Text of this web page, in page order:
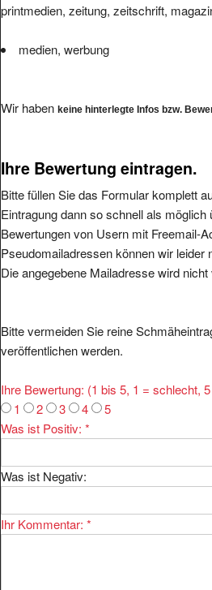
printmedien, zeitung, zeitschrift,
medien, werbung
Wir haben keine hinterlegte Infos bzw.
Ihre Bewertung eintragen.
Bitte füllen Sie das Formular komplett
Eintragung dann so schnell als möglich
Bewertungen von Usern mit Freemail-
Pseudomailadressen können wir leider
Die angegebene Mailadresse wird nicht
Bitte vermeiden Sie reine
veröffentlichen werden.
Ihre Bewertung: (1 bis 5, 1 = schlecht,
1
2 3 4
5
Was ist Positiv: *
Was ist Negativ:
Ihr Kommentar: *